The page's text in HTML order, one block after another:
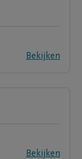
Bekijken
Bekijken